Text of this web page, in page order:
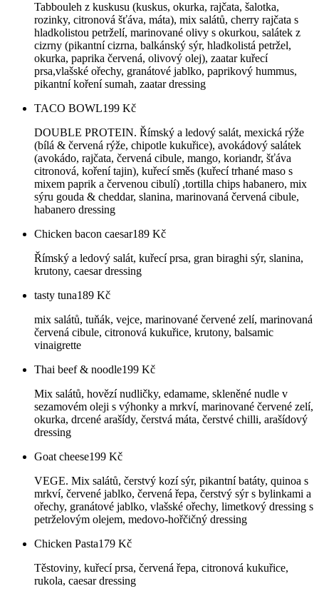
Tabbouleh z kuskusu (kuskus, okurka, rajčata, šalotka,
rozinky, citronová šťáva, máta), mix salátů, cherry rajčata s
hladkolistou petrželí, marinované olivy s okurkou, salátek z
cizrny (pikantní cizrna, balkánský sýr, hladkolistá petržel,
okurka, paprika červená, olivový olej), zaatar kuřecí
prsa,vlašské ořechy, granátové jablko, paprikový hummus,
pikantní koření sumah, zaatar dressing
TACO BOWL199 Kč
DOUBLE PROTEIN. Římský a ledový salát, mexická rýže
(bílá & červená rýže, chipotle kukuřice), avokádový salátek
(avokádo, rajčata, červená cibule, mango, koriandr, šťáva
citronová, koření tajin), kuřecí směs (kuřecí trhané maso s
mixem paprik a červenou cibulí) ,tortilla chips habanero, mix
sýru gouda & cheddar, slanina, marinovaná červená cibule,
habanero dressing
Chicken bacon caesar189 Kč
Římský a ledový salát, kuřecí prsa, gran biraghi sýr, slanina,
krutony, caesar dressing
tasty tuna189 Kč
mix salátů, tuňák, vejce, marinované červené zelí, marinovaná
červená cibule, citronová kukuřice, krutony, balsamic
vinaigrette
Thai beef & noodle199 Kč
Mix salátů, hovězí nudličky, edamame, skleněné nudle v
sezamovém oleji s výhonky a mrkví, marinované červené zelí,
okurka, drcené arašídy, čerstvá máta, čerstvé chilli, arašídový
dressing
Goat cheese199 Kč
VEGE. Mix salátů, čerstvý kozí sýr, pikantní batáty, quinoa s
mrkví, červené jablko, červená řepa, čerstvý sýr s bylinkami a
ořechy, granátové jablko, vlašské ořechy, limetkový dressing s
petrželovým olejem, medovo-hořčičný dressing
Chicken Pasta179 Kč
Těstoviny, kuřecí prsa, červená řepa, citronová kukuřice,
rukola, caesar dressing